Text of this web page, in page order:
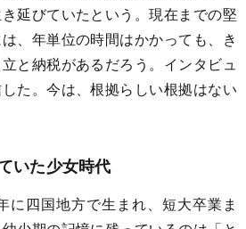
延びていたという。現在までの堅
、年単位の時間はかかっても、き
と納税があるだろう。インタビュ
た。今は、根拠らしい根拠はない
いた少女時代
四国地方で生まれ、短大卒業ま